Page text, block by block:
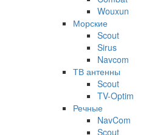
Wouxun
Морские
Scout
Sirus
Navcom
ТВ антенны
Scout
TV-Optim
Речные
NavCom
Scout